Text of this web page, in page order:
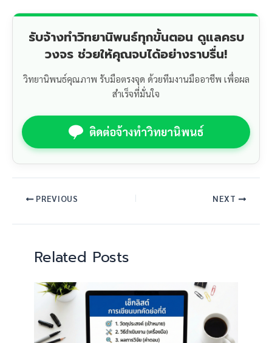
รับจ้างทำวิทยานิพนธ์ทุกขั้นตอน ดูแลครบ
วงจร ช่วยให้คุณจบได้อย่างราบรื่น!
วิทยานิพนธ์คุณภาพ รับมือตรงจุด ด้วยทีมงานมืออาชีพ เพื่อผล
สำเร็จที่มั่นใจ
ติดต่อจ้างทำวิทยานิพนธ์
PREVIOUS NEXT
Related Posts